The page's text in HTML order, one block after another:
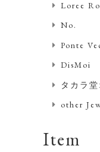
Loree
No.
Ponte
DisMoi
タカラ
other
Item